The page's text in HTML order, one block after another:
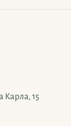
Карла, 15